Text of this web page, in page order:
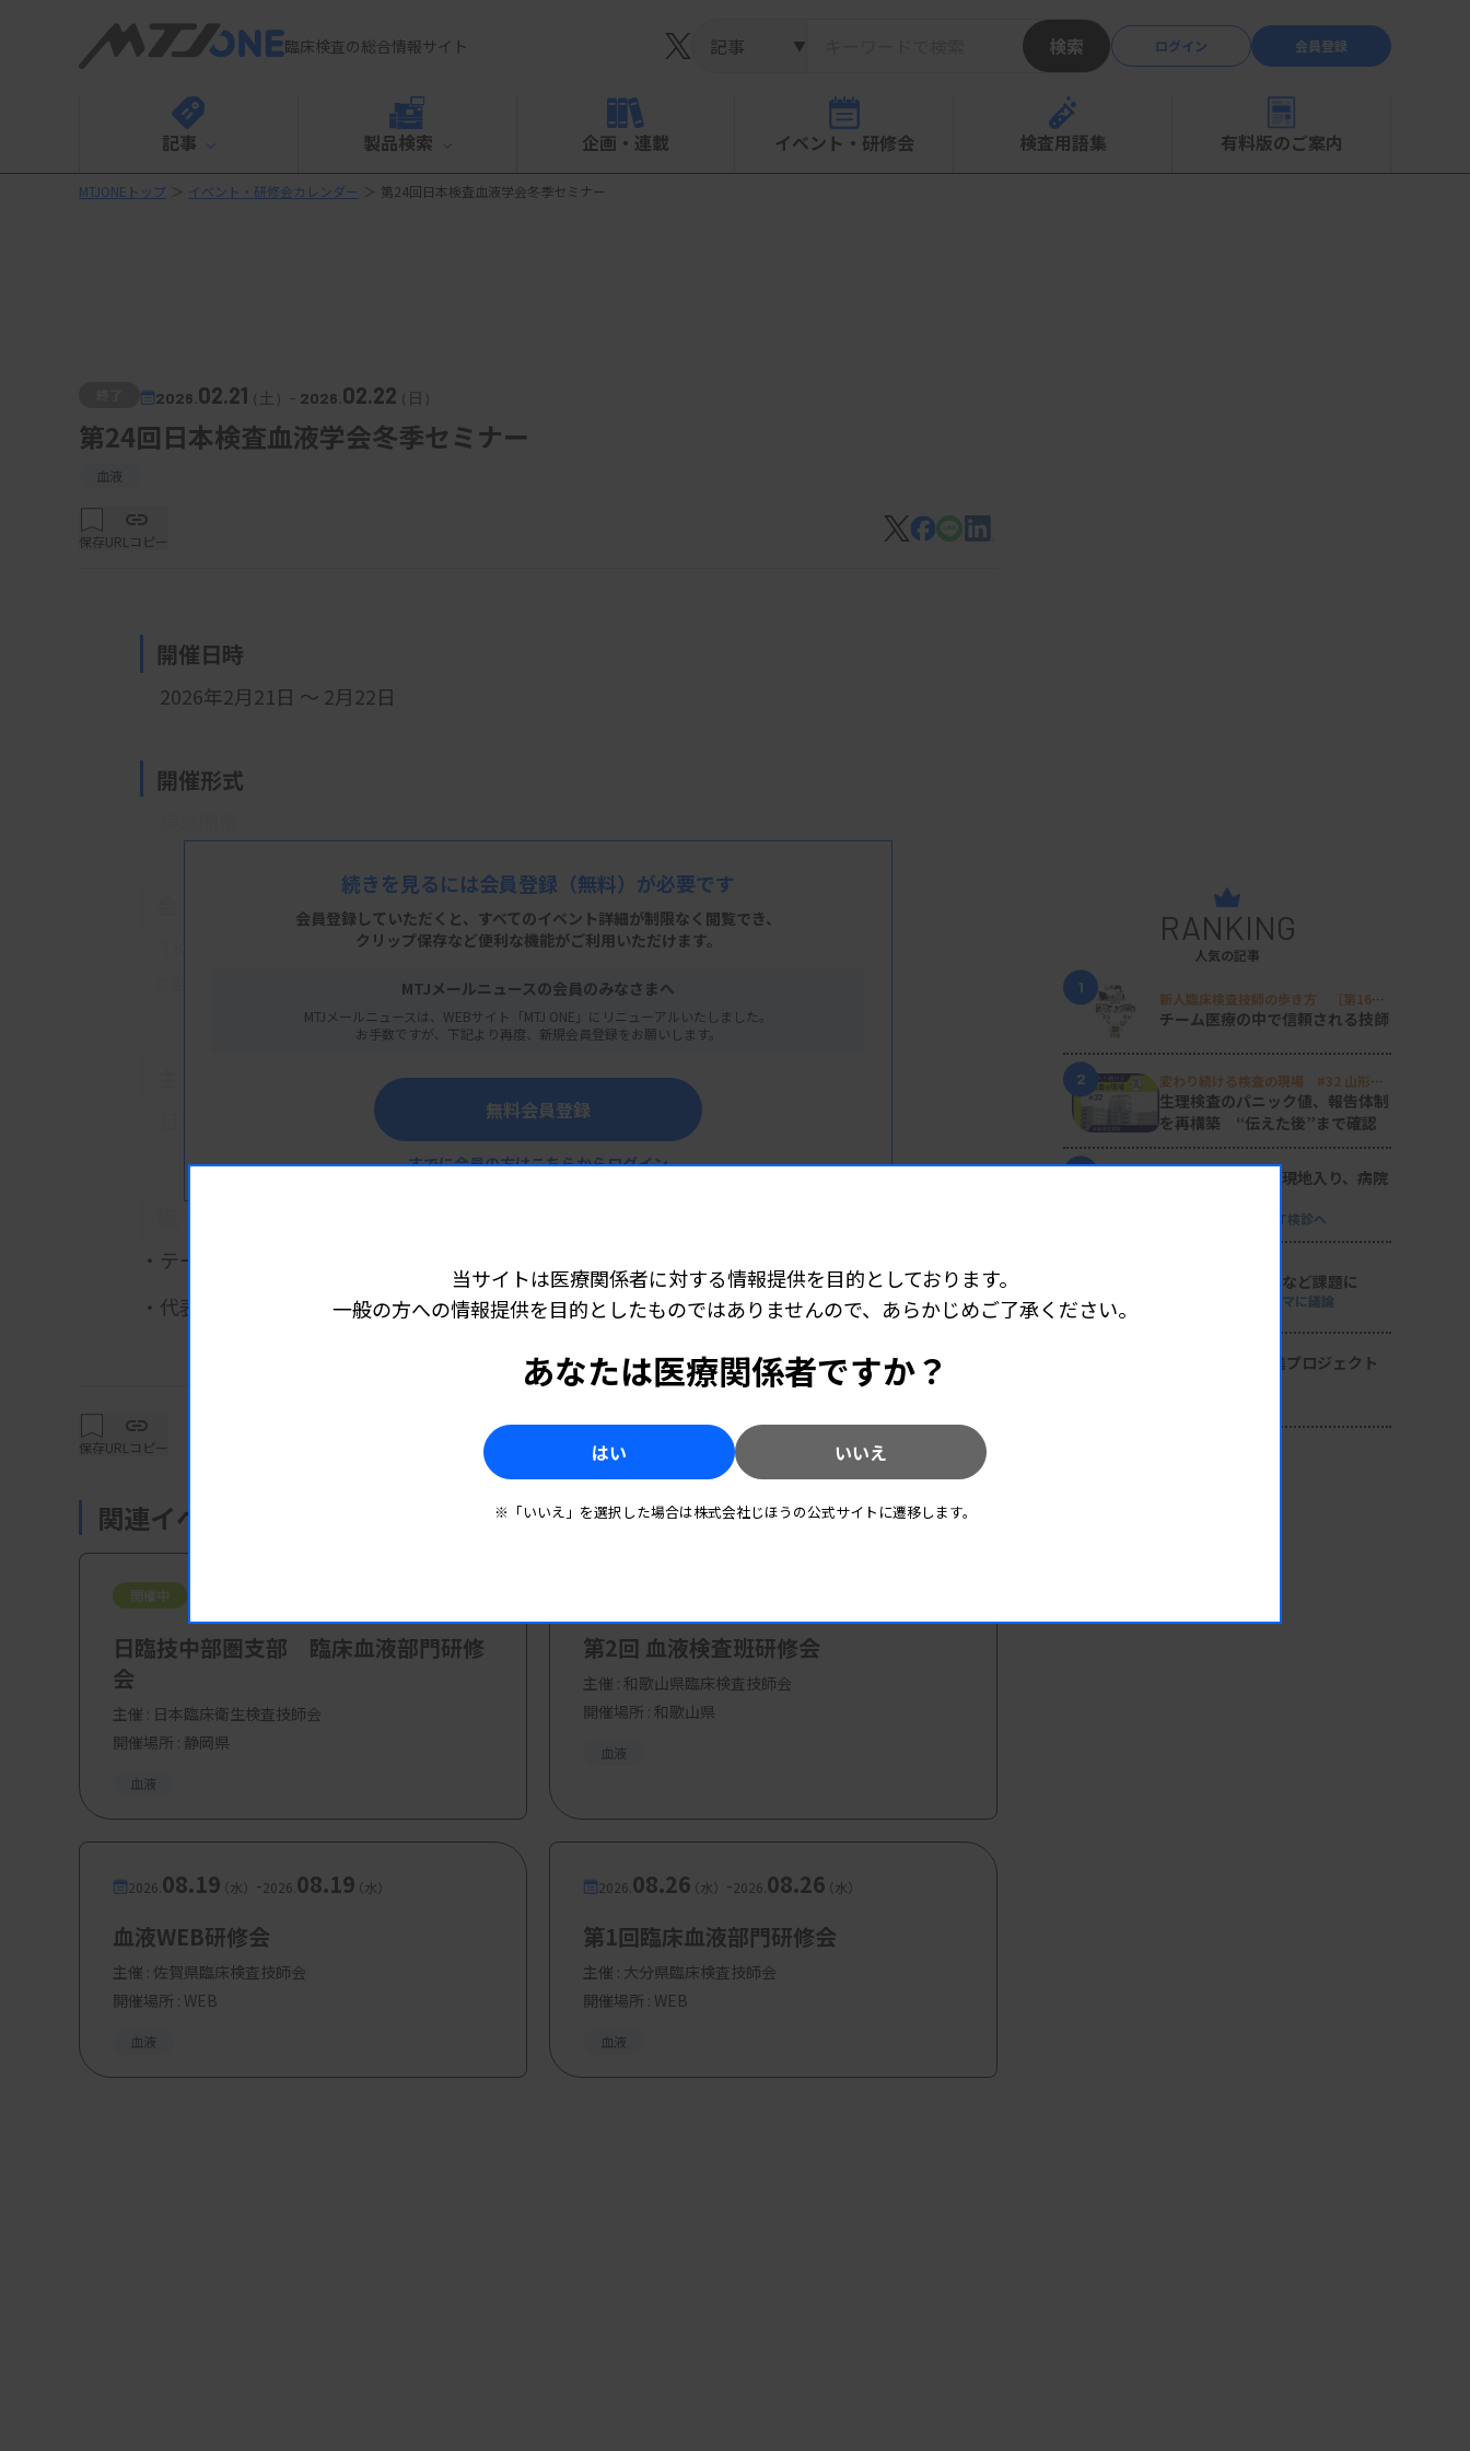
臨床検査の総合情報サイト ▼ 検索 ログイン 会員登録
記事 製品検索 企画・連載 イベント・研修会 検査用語集 有料版のご案内
MTJONEトップ ＞ イベント・研修会カレンダー ＞ 第24回日本検査血液学会冬季セミナー
2026. 02.21 （土） - 2026. 02.22（日）
第24回日本検査血液学会冬季セミナー
血液
保存URLコピー
開催日時
2026年2月21日 ～ 2月22日
開催形式
TKPガーデンシティ広島駅前大橋
広島県広島市南区京橋町1-7 アスティ広島京橋ビルディング 3～6階
・テーマ 見える世界を広げて、未来へ！
・代表幹事 一戸辰夫氏（広島大学原爆放射線医科学研究所）
詳細はこちら（外部リンク）
続きを見るには会員登録 （無料）が必要です
会員登録していただくと、すべてのイベント詳細が制限なく閲覧でき、
クリップ保存など便利な機能がご利用いただけます。
MTJメールニュースの会員のみなさまへ
MTJメールニュースは、WEBサイト「MTJ ONE」にリニューアルいたしました。
お手数ですが、下記より再度、新規会員登録をお願いします。
無料会員登録
すでに会員の方はこちらからログイン
保存URLコピー
関連イベント・研修会
開催中
日臨技中部圏支部 臨床血液部門研修
会
主催 : 日本臨床衛生検査技師会
開催場所 : 静岡県
血液
第2回 血液検査班研修会
主催 : 和歌山県臨床検査技師会
開催場所 : 和歌山県
血液
2026. 08.19（水） -2026. 08.19（水）
血液WEB研修会
主催 : 佐賀県臨床検査技師会
開催場所 : WEB
血液
2026. 08.26（水） -2026. 08.26（水）
第1回臨床血液部門研修会
主催 : 大分県臨床検査技師会
開催場所 : WEB
血液
RANKING
人気の記事
1
新人臨床検査技師の歩き方 ［第16
回］
チーム医療の中で信頼される技師
2
変わり続ける検査の現場 #32 山形済
生病院
生理検査のパニック値、報告体制
を再構築 “伝えた後”まで確認
日臨技リエゾンが現地入り、病院
8月8・9両日にはDVT検診へ
導入経費や高齢化など課題に
全医共、検査DXテーマに議論
2026年度学術推進プロジェクト
当サイトは医療関係者に対する情報提供を目的としております。
一般の方への情報提供を目的としたものではありませんので、あらかじめご了承ください。
あなたは医療関係者ですか？
はい いいえ
※「いいえ」を選択した場合は株式会社じほうの公式サイトに遷移します。